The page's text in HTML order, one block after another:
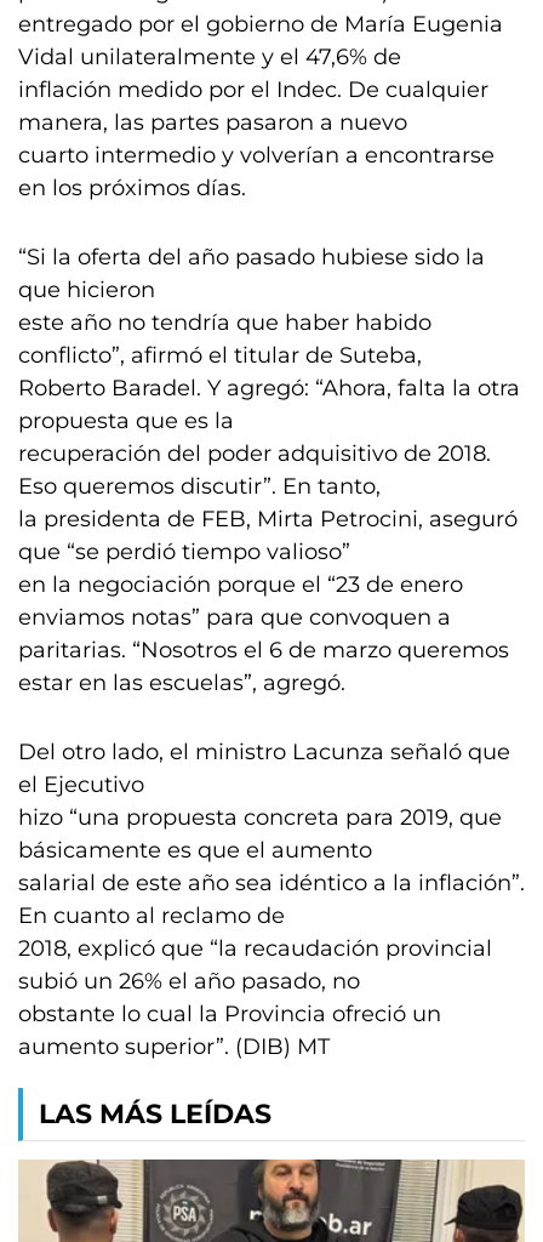
entregado por el gobierno de María Eugenia
Vidal unilateralmente y el 47,6% de
inflación medido por el Indec. De cualquier
manera, las partes pasaron a nuevo
cuarto intermedio y volverían a encontrarse
en los próximos días.
“Si la oferta del año pasado hubiese sido la
que hicieron
este año no tendría que haber habido
conflicto”, afirmó el titular de Suteba,
Roberto Baradel. Y agregó: “Ahora, falta la otra
propuesta que es la
recuperación del poder adquisitivo de 2018.
Eso queremos discutir”. En tanto,
la presidenta de FEB, Mirta Petrocini, aseguró
que “se perdió tiempo valioso”
en la negociación porque el “23 de enero
enviamos notas” para que convoquen a
paritarias. “Nosotros el 6 de marzo queremos
estar en las escuelas”, agregó.
Del otro lado, el ministro Lacunza señaló que
el Ejecutivo
hizo “una propuesta concreta para 2019, que
básicamente es que el aumento
salarial de este año sea idéntico a la inflación”.
En cuanto al reclamo de
2018, explicó que “la recaudación provincial
subió un 26% el año pasado, no
obstante lo cual la Provincia ofreció un
aumento superior”. (DIB) MT
LAS MÁS LEÍDAS